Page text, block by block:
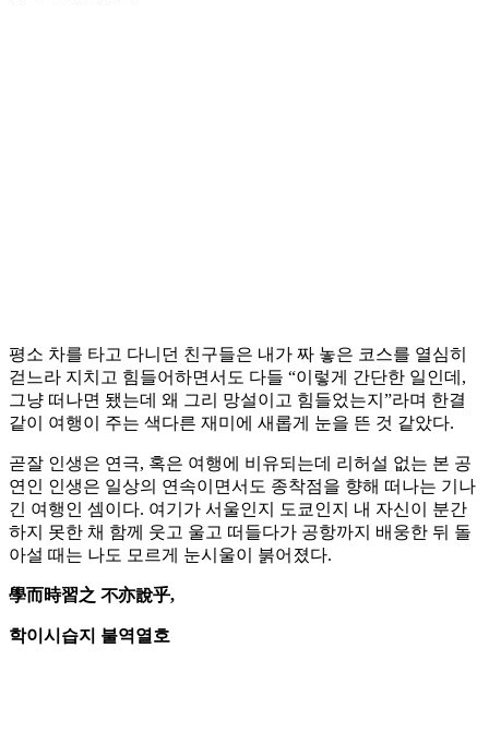
평소 차를 타고 다니던 친구들은 내가 짜 놓은 코스를 열심히
걷느라 지치고 힘들어하면서도 다들 “이렇게 간단한 일인데,
그냥 떠나면 됐는데 왜 그리 망설이고 힘들었는지”라며 한결
같이 여행이 주는 색다른 재미에 새롭게 눈을 뜬 것 같았다.
곧잘 인생은 연극, 혹은 여행에 비유되는데 리허설 없는 본 공
연인 인생은 일상의 연속이면서도 종착점을 향해 떠나는 기나
긴 여행인 셈이다. 여기가 서울인지 도쿄인지 내 자신이 분간
하지 못한 채 함께 웃고 울고 떠들다가 공항까지 배웅한 뒤 돌
아설 때는 나도 모르게 눈시울이 붉어졌다.
學而時習之 不亦說乎,
학이시습지 불역열호